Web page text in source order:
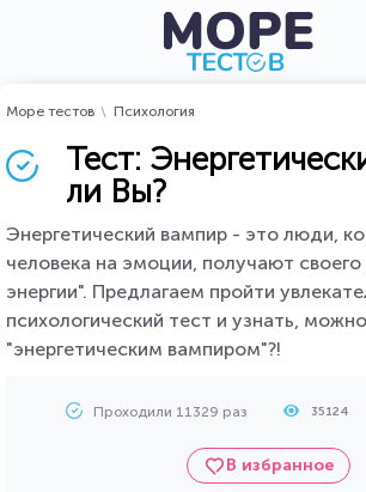
Море тестов Психология
Тест:
ли Вы?
Энергетический вампир - это люди,
человека на эмоции, получают
энергии". Предлагаем пройти
психологический тест и узнать,
"энергетическим вампиром"?!
Проходили 11329 раз 35124
В избранное